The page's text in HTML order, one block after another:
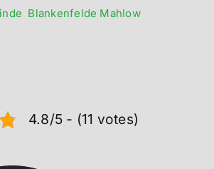
Blankenfelde Mahlow
4.8/5 - (11 votes)